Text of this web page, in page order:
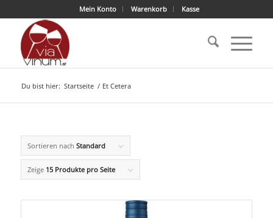
Mein Konto Warenkorb Kasse
Du bist hier: Startseite / Et Cetera
Sortieren nach Standard
Zeige 15 Produkte pro Seite